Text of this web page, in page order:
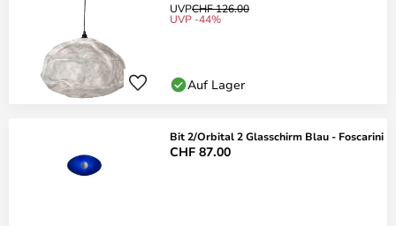
UVPCHF 126.00
UVP -44%
Auf Lager
Bit 2/Orbital 2 Glasschirm Blau - Foscarini
CHF 87.00